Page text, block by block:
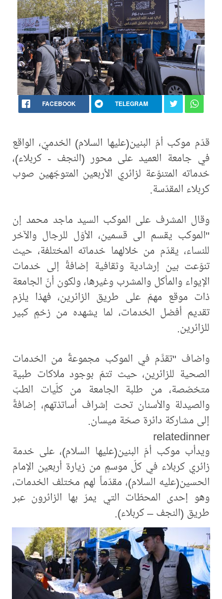
FACEBOOK TELEGRAM
قدّم موكب أمّ البنين(عليها السلام) الخدميّ، الواقع
في جامعة العميد على محور (النجف - كربلاء)،
خدماته المتنوّعة لزائري الأربعين المتوجّهين صوب
كربلاء المقدّسة.
وقال المشرف على الموكب السيد ماجد محمد إن
"الموكب يقسم الى قسمين، الأوّل للرجال والآخر
للنساء، يقدّم من خلالهما خدماته المختلفة، حيث
تنوّعت بين إرشادية وثقافية إضافةً إلى خدمات
الإيواء والمأكل والمشرب وغيرها، ولكون أنّ الجامعة
ذات موقع مهمّ على طريق الزائرين، فهذا يلزم
تقديم أفضل الخدمات، لما يشهده من زخمٍ كبير
للزائرين.
واضاف "تقدَّم في الموكب مجموعةٌ من الخدمات
الصحية للزائرين، حيث تتمّ بوجود ملاكات طبية
متخصّصة، من طلبة الجامعة من كلّيات الطبّ
والصيدلة والأسنان تحت إشراف أساتذتهم، إضافةً
إلى مشاركة دائرة صحّة ميسان.
relatedinner
ويدأب موكب أمّ البنين(عليها السلام)، على خدمة
زائري كربلاء في كلّ موسمٍ من زيارة أربعين الإمام
الحسين(عليه السلام)، مقدّماً لهم مختلف الخدمات،
وهو إحدى المحطّات التي يمرّ بها الزائرون عبر
طريق (النجف – كربلاء).